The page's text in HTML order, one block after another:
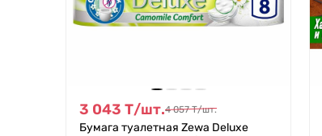
3 043 Т/шт.4 057 Т/шт.
Бумага туалетная Zewa Deluxe